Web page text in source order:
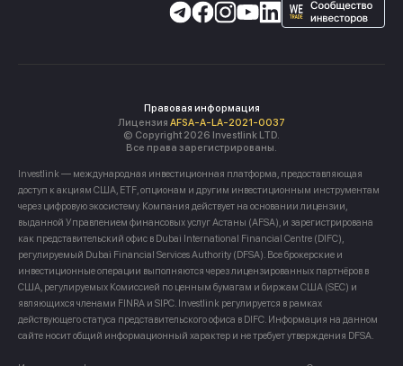
Правовая информация
Лицензия AFSA-A-LA-2021-0037
© Copyright 2026 Investlink LTD.
Все права зарегистрированы.
Investlink — международная инвестиционная платформа, предоставляющая
доступ к акциям США, ETF, опционам и другим инвестиционным инструментам
через цифровую экосистему. Компания действует на основании лицензии,
выданной Управлением финансовых услуг Астаны (AFSA), и зарегистрирована
как представительский офис в Dubai International Financial Centre (DIFC),
регулируемый Dubai Financial Services Authority (DFSA). Все брокерские и
инвестиционные операции выполняются через лицензированных партнёров в
США, регулируемых Комиссией по ценным бумагам и биржам США (SEC) и
являющихся членами FINRA и SIPC. Investlink регулируется в рамках
действующего статуса представительского офиса в DIFC. Информация на данном
сайте носит общий информационный характер и не требует утверждения DFSA.